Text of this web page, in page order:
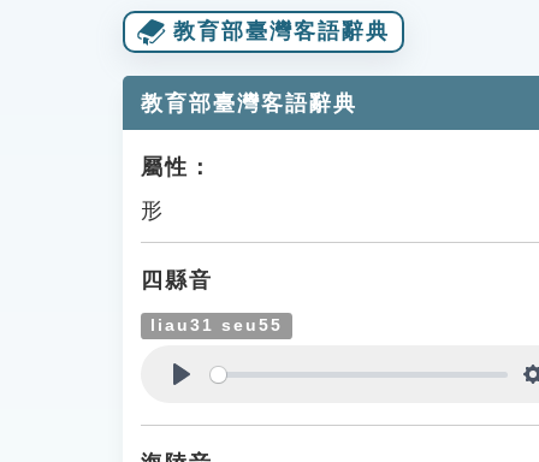
教育部臺灣客語辭典
教育部臺灣客語辭典
屬性：
形
四縣音
liau31 seu55